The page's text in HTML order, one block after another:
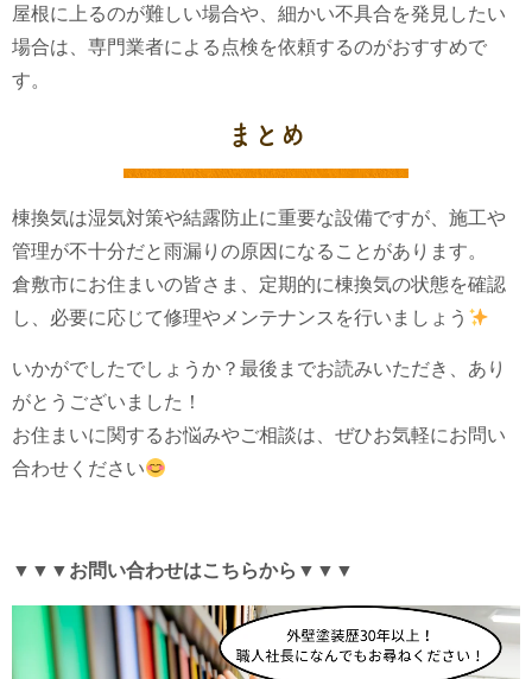
屋根に上るのが難しい場合や、細かい不具合を発見したい
場合は、専門業者による点検を依頼するのがおすすめで
す。
まとめ
棟換気は湿気対策や結露防止に重要な設備ですが、施工や
管理が不十分だと雨漏りの原因になることがあります。
倉敷市にお住まいの皆さま、定期的に棟換気の状態を確認
し、必要に応じて修理やメンテナンスを行いましょう
いかがでしたでしょうか？最後までお読みいただき、あり
がとうございました！
お住まいに関するお悩みやご相談は、ぜひお気軽にお問い
合わせください
▼▼▼お問い合わせはこちらから▼▼▼